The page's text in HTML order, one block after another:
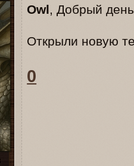
Owl, Добрый
Открыли новую
0